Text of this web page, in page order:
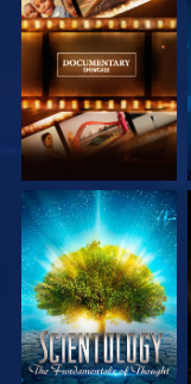
SERIE
ENTDECKEN
SERIE
ENTDECKEN